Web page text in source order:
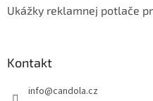
Ukážky reklamnej potlače
Kontakt
info@candola.cz